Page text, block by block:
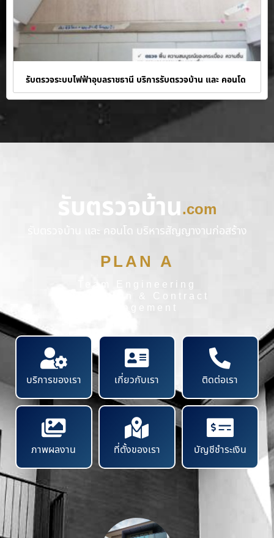
รับตรวจระบบไฟฟ้าอุบลราชธานี บริการรับตรวจบ้าน และ คอนโด
รับตรวจบ้าน.com
รับตรวจบ้าน และ คอนโด บริหารสัญญางานก่อสร้าง
PLAN A
Team Engineering
Inspection & Contract
Management
บริการของเรา เกี่ยวกับเรา ติดต่อเรา
ภาพผลงาน ที่ตั้งของเรา บัญชีชำระเงิน